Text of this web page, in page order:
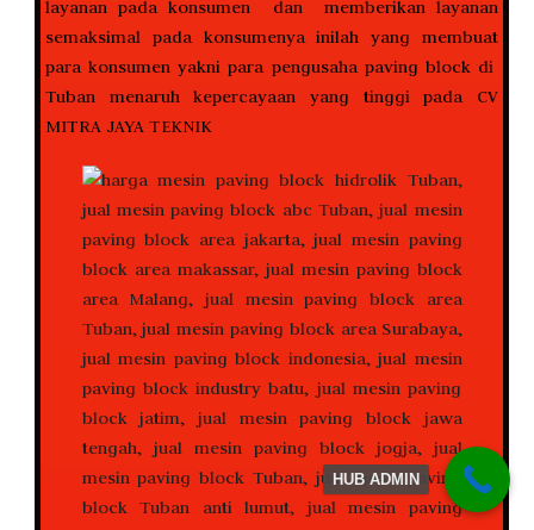
layanan pada konsumen dan memberikan layanan
semaksimal pada konsumenya inilah yang membuat
para konsumen yakni para pengusaha paving block di
Tuban menaruh kepercayaan yang tinggi pada CV
MITRA JAYA TEKNIK
HUB ADMIN